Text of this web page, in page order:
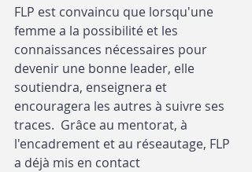
FLP est convaincu que lorsqu'une
femme a la possibilité et les
connaissances nécessaires pour
devenir une bonne leader, elle
soutiendra, enseignera et
encouragera les autres à suivre ses
traces.  Grâce au mentorat, à
l'encadrement et au réseautage, FLP
a déjà mis en contact